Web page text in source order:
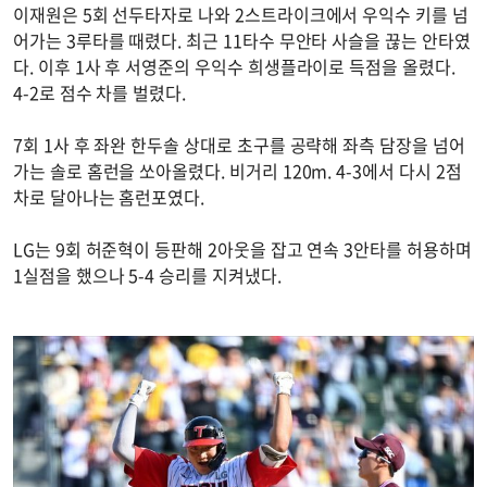
이재원은 5회 선두타자로 나와 2스트라이크에서 우익수 키를 넘
어가는 3루타를 때렸다. 최근 11타수 무안타 사슬을 끊는 안타였
다. 이후 1사 후 서영준의 우익수 희생플라이로 득점을 올렸다.
4-2로 점수 차를 벌렸다.
7회 1사 후 좌완 한두솔 상대로 초구를 공략해 좌측 담장을 넘어
가는 솔로 홈런을 쏘아올렸다. 비거리 120m. 4-3에서 다시 2점
차로 달아나는 홈런포였다.
LG는 9회 허준혁이 등판해 2아웃을 잡고 연속 3안타를 허용하며
1실점을 했으나 5-4 승리를 지켜냈다.